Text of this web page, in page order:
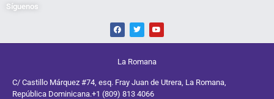
Síguenos
La Romana
C/ Castillo Márquez #74, esq. Fray Juan de Utrera, La Romana,
República Dominicana.+1 (809) 813 4066